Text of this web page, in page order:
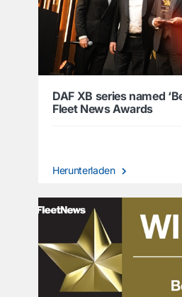
DAF XB series named
Fleet News Awards
Herunterladen